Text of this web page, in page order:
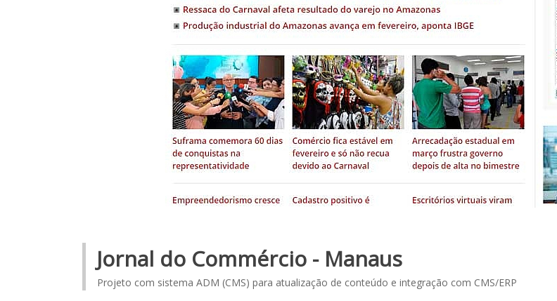
Jornal do Commércio - Manaus
Projeto com sistema ADM (CMS) para atualização de conteúdo e integração com CMS/ERP